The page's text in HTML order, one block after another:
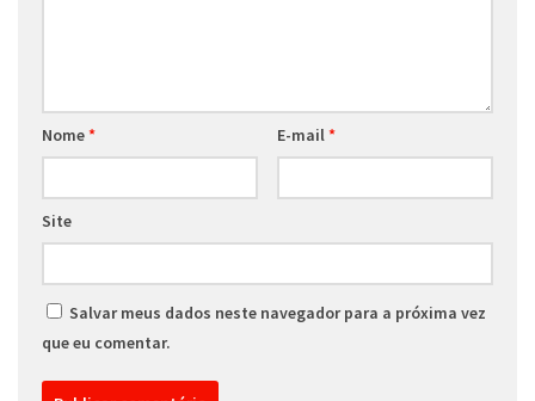
Nome* E-mail *
Site
Salvar meus dados neste navegador para a próxima vez
que eu comentar.